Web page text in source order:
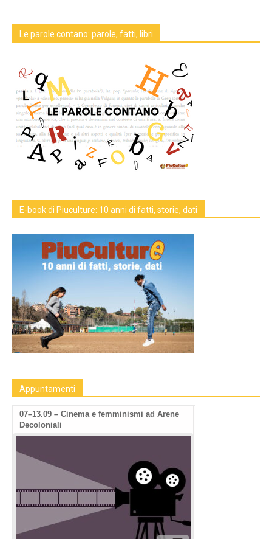
Le parole contano: parole, fatti, libri
E-book di Piuculture: 10 anni di fatti, storie, dati
Appuntamenti
07–13.09 – Cinema e femminismi ad Arene
Decoloniali